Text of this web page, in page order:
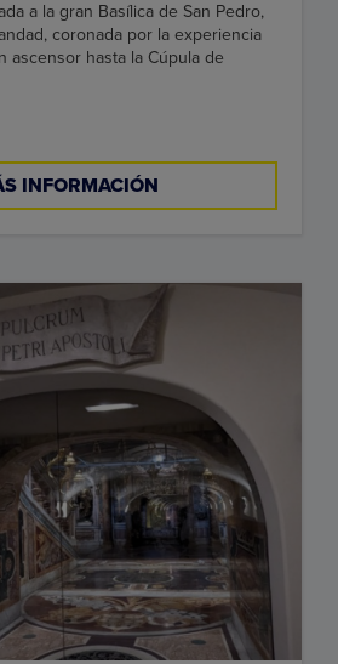
a la gran Basílica de San Pedro,
coronada por la experiencia
ascensor hasta la Cúpula de
INFORMACIÓN